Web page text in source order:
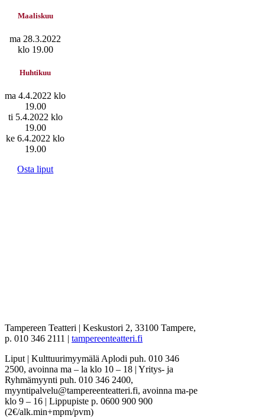
Maaliskuu
ma 28.3.2022
klo 19.00
Huhtikuu
ma 4.4.2022 klo
19.00
ti 5.4.2022 klo
19.00
ke 6.4.2022 klo
19.00
Osta liput
Tampereen Teatteri | Keskustori 2, 33100 Tampere,
p. 010 346 2111 | tampereenteatteri.fi
Liput | Kulttuurimyymälä Aplodi puh. 010 346
2500, avoinna ma – la klo 10 – 18 | Yritys- ja
Ryhmämyynti puh. 010 346 2400,
myyntipalvelu@tampereenteatteri.fi, avoinna ma-pe
klo 9 – 16 | Lippupiste p. 0600 900 900
(2€/alk.min+mpm/pvm)